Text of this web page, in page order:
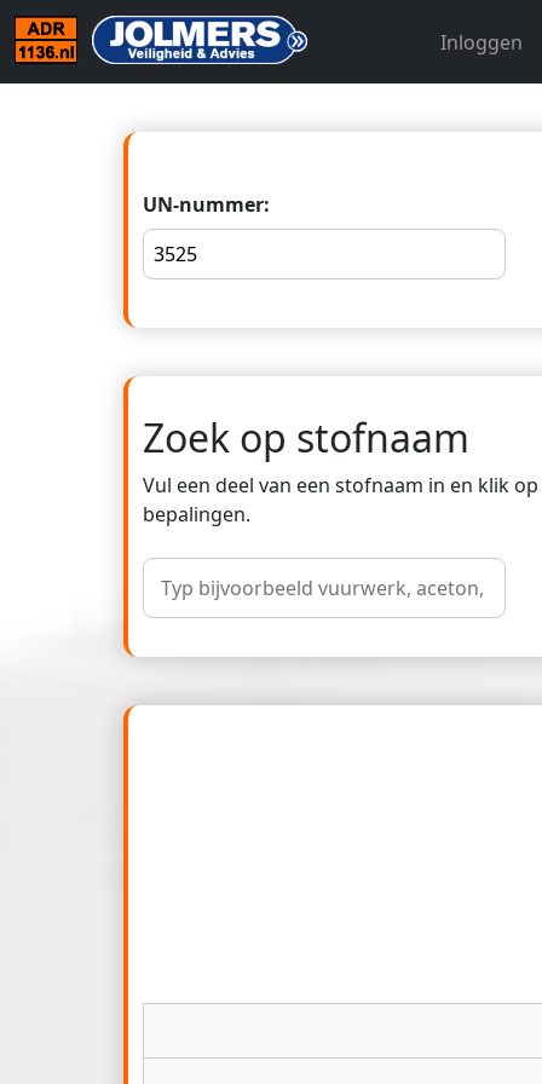
Inloggen
UN-nummer:
Zoek op stofnaam
Vul een deel van een stofnaam in en klik
bepalingen.